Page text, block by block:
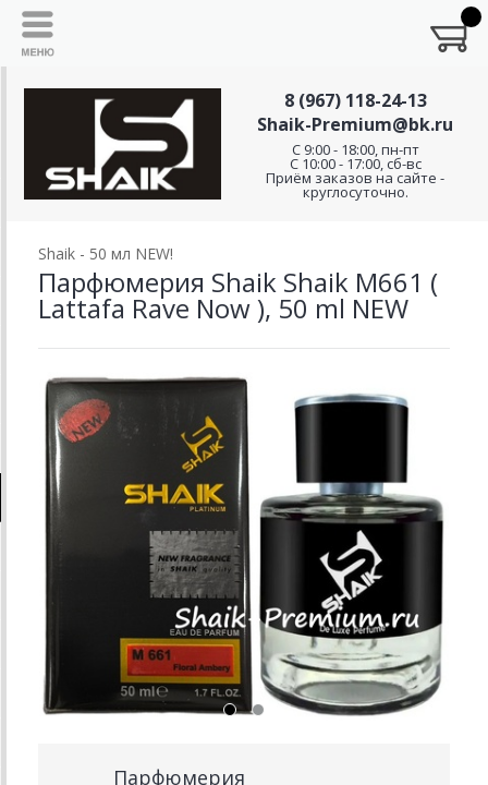
8 (967) 118-24-13
Shaik-Premium@bk.ru
C 9:00 - 18:00, пн-пт
С 10:00 - 17:00, сб-вс
Приём заказов на сайте -
круглосуточно.
Shaik - 50 мл NEW!
Парфюмерия Shaik Shaik M661 (
Lattafa Rave Now ), 50 ml NEW
Парфюмерия